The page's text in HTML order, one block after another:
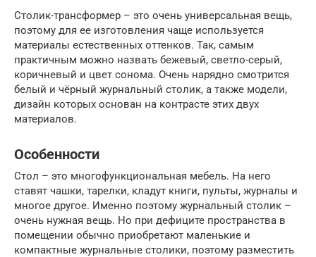
Столик-трансформер – это очень универсальная вещь,
поэтому для ее изготовления чаще используется
материалы естественных оттенков. Так, самым
практичным можно назвать бежевый, светло-серый,
коричневый и цвет сонома. Очень нарядно смотрится
белый и чёрный журнальный столик, а также модели,
дизайн которых основан на контрасте этих двух
материалов.
Особенности
Стол – это многофункциональная мебель. На него
ставят чашки, тарелки, кладут книги, пульты, журналы и
многое другое. Именно поэтому журнальный столик –
очень нужная вещь. Но при дефиците пространства в
помещении обычно приобретают маленькие и
компактные журнальные столики, поэтому разместить